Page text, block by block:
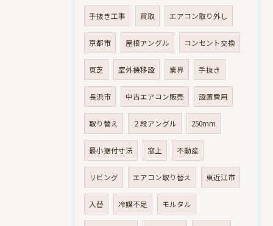
手抜き工事 買取 エアコン取り外し
京都市 屋根アングル コンセント交換
東芝 室外機移設 業界 手抜き
長浜市 中古エアコン販売 設置費用
取り替え ２段アングル 250mm
最小据付寸法 窓上 不動産
リビング エアコン取り替え 東近江市
入替 冷媒不足 モルタル